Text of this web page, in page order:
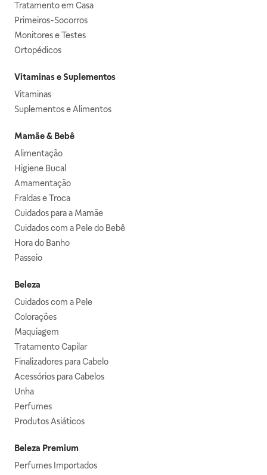
Tratamento em Casa
Primeiros-Socorros
Monitores e Testes
Ortopédicos
Vitaminas e Suplementos
Vitaminas
Suplementos e Alimentos
Mamãe & Bebê
Alimentação
Higiene Bucal
Amamentação
Fraldas e Troca
Cuidados para a Mamãe
Cuidados com a Pele do Bebê
Hora do Banho
Passeio
Beleza
Cuidados com a Pele
Colorações
Maquiagem
Tratamento Capilar
Finalizadores para Cabelo
Acessórios para Cabelos
Unha
Perfumes
Produtos Asiáticos
Beleza Premium
Perfumes Importados